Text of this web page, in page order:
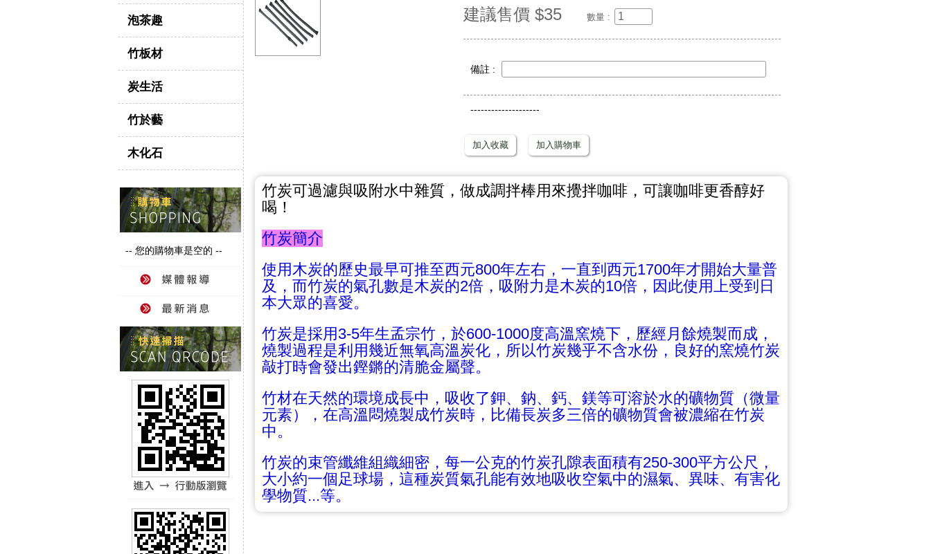
泡茶趣
竹板材
炭生活
竹於藝
木化石
-- 您的購物車是空的 --
建議售價 $35 數量 :
備註 :
--------------------
加入收藏 加入購物車
竹炭可過濾與吸附水中雜質，做成調拌棒用來攪拌咖啡，可讓咖啡更香醇好
喝！
竹炭簡介
使用木炭的歷史最早可推至西元800年左右，一直到西元1700年才開始大量普
及，而竹炭的氣孔數是木炭的2倍，吸附力是木炭的10倍，因此使用上受到日
本大眾的喜愛。
竹炭是採用3-5年生孟宗竹，於600-1000度高溫窯燒下，歷經月餘燒製而成，
燒製過程是利用幾近無氧高溫炭化，所以竹炭幾乎不含水份，良好的窯燒竹炭
敲打時會發出鏗鏘的清脆金屬聲。
竹材在天然的環境成長中，吸收了鉀、鈉、鈣、鎂等可溶於水的礦物質（微量
元素），在高溫悶燒製成竹炭時，比備長炭多三倍的礦物質會被濃縮在竹炭
中。
竹炭的束管纖維組織細密，每一公克的竹炭孔隙表面積有250-300平方公尺，
大小約一個足球場，這種炭質氣孔能有效地吸收空氣中的濕氣、異味、有害化
學物質...等。